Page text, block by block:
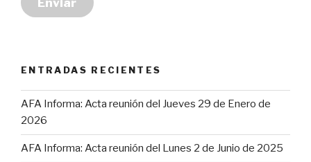
ENTRADAS RECIENTES
AFA Informa: Acta reunión del Jueves 29 de Enero de
2026
AFA Informa: Acta reunión del Lunes 2 de Junio de 2025